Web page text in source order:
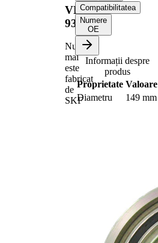
VKM
93334
Nu
mai
este
fabricat
de
SKF
Compatibilitatea
Numere
OE
Informații despre
produs
Proprietate Valoare
Diametru
149 mm